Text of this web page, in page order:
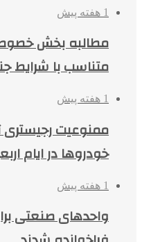
1 هفته پیش
مطالبه بخش
متناسب با شرایط
1 هفته پیش
ممنوعیت رجیستری
خودروها در ایام
1 هفته پیش
واحدهای صنعتی